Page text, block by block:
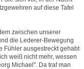
auf diese Tafel
zwischen unserer
die Lederer-Bewegung
Fühler ausgestreckt gehabt
weiß nicht mehr, wessen
Michael". Da traf man